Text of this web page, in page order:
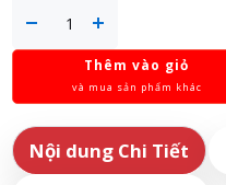
Thêm vào giỏ
và mua sản phẩm khác
Nội dung Chi Tiết